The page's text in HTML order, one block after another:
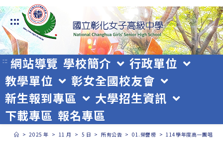
跳
轉
至
主
要
內
容
:::
::: 網站導覽 學校簡介
行政單位
教學單位
彰女全國校友會
新生報到專區
大學招生資訊
下載專區 報名專區
> 2025 年 > 11 月 > 5 日 > 所有公告 > 01.榮譽榜 > 114學年度高一團唱比